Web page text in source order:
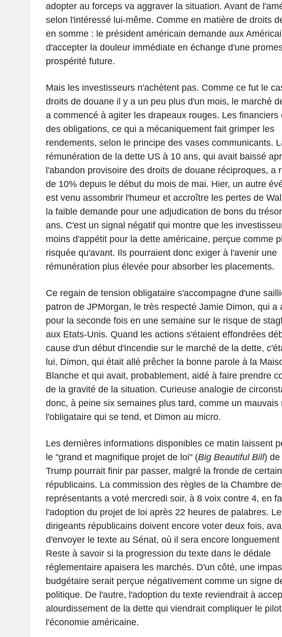
adopter au forceps va aggraver la situation. Avant de
selon l'intéressé lui-même. Comme en matière de droits
en somme : le président américain demande aux
d'accepter la douleur immédiate en échange d'une
prospérité future.
Mais les investisseurs n'achètent pas. Comme ce fut le
droits de douane il y a un peu plus d'un mois, le marché
a commencé à agiter les drapeaux rouges. Les financiers
des obligations, ce qui a mécaniquement fait grimper les
rendements, selon le principe des vases communicants.
rémunération de la dette US à 10 ans, qui avait baissé
l'abandon provisoire des droits de douane réciproques, a
de 10% depuis le début du mois de mai. Hier, un autre
est venu assombrir l'humeur et accroître les pertes de
la faible demande pour une adjudication de bons du
ans. C'est un signal négatif qui montre que les
moins d'appétit pour la dette américaine, perçue comme
risquée qu'avant. Ils pourraient donc exiger à l'avenir une
rémunération plus élevée pour absorber les placements.
Ce regain de tension obligataire s'accompagne d'une
patron de JPMorgan, le très respecté Jamie Dimon, qui a
pour la seconde fois en une semaine sur le risque de
aux Etats-Unis. Quand les actions s'étaient effondrées
cause d'un début d'incendie sur le marché de la dette,
lui, Dimon, qui était allé prêcher la bonne parole à la
Blanche et qui avait, probablement, aidé à faire prendre
de la gravité de la situation. Curieuse analogie de
donc, à peine six semaines plus tard, comme un mauvais
l'obligataire qui se tend, et Dimon au micro.
Les dernières informations disponibles ce matin laissent
le "grand et magnifique projet de loi" (Big Beautiful Bill) de
Trump pourrait finir par passer, malgré la fronde de
républicains. La commission des règles de la Chambre
représentants a voté mercredi soir, à 8 voix contre 4, en
l'adoption du projet de loi après 22 heures de palabres.
dirigeants républicains doivent encore voter deux fois,
d'envoyer le texte au Sénat, où il sera encore longuement
Reste à savoir si la progression du texte dans le dédale
réglementaire apaisera les marchés. D'un côté, une
budgétaire serait perçue négativement comme un signe
politique. De l'autre, l'adoption du texte reviendrait à
alourdissement de la dette qui viendrait compliquer le
l'économie américaine.